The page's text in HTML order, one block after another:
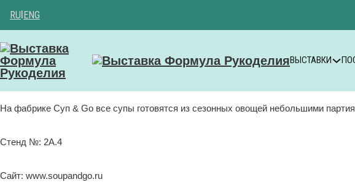
RU|ENG
ВЫСТАВКИ
На фабрике Суп & Go все супы готовятся из сезонных овощей небольшими
Стенд №: 2А.4
Сайт: www.soupandgo.ru